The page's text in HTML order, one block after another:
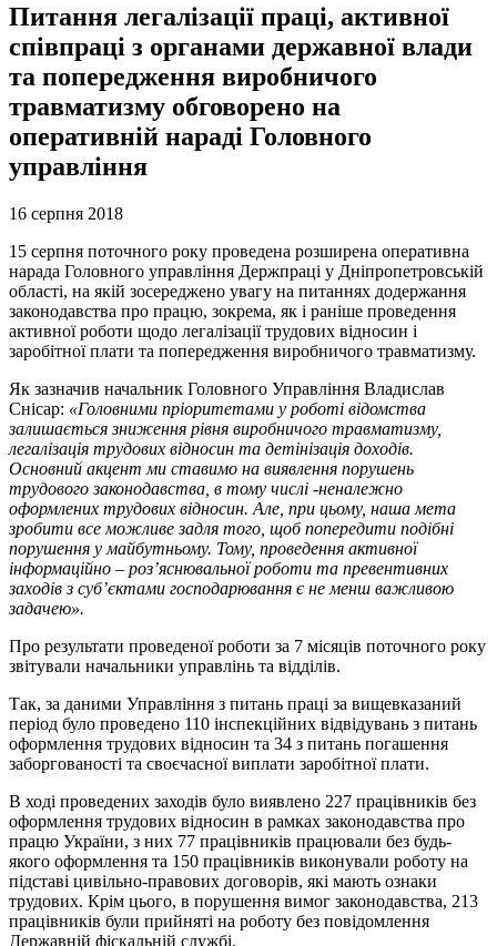
Питання легалізації праці, активної
співпраці з органами державної влади
та попередження виробничого
травматизму обговорено на
оперативній нараді Головного
управління
16 серпня 2018
15 серпня поточного року проведена розширена оперативна
нарада Головного управління Держпраці у Дніпропетровській
області, на якій зосереджено увагу на питаннях додержання
законодавства про працю, зокрема, як і раніше проведення
активної роботи щодо легалізації трудових відносин і
заробітної плати та попередження виробничого травматизму.
Як зазначив начальник Головного Управління Владислав
Снісар: «Головними пріоритетами у роботі відомства
залишається зниження рівня виробничого травматизму,
легалізація трудових відносин та детінізація доходів.
Основний акцент ми ставимо на виявлення порушень
трудового законодавства, в тому числі -неналежно
оформлених трудових відносин. Але, при цьому, наша мета
зробити все можливе задля того, щоб попередити подібні
порушення у майбутньому. Тому, проведення активної
інформаційно – роз’яснювальної роботи та превентивних
заходів з суб’єктами господарювання є не менш важливою
задачею».
Про результати проведеної роботи за 7 місяців поточного року
звітували начальники управлінь та відділів.
Так, за даними Управління з питань праці за вищевказаний
період було проведено 110 інспекційних відвідувань з питань
оформлення трудових відносин та 34 з питань погашення
заборгованості та своєчасної виплати заробітної плати.
В ході проведених заходів було виявлено 227 працівників без
оформлення трудових відносин в рамках законодавства про
працю України, з них 77 працівників працювали без будь-
якого оформлення та 150 працівників виконували роботу на
підставі цивільно-правових договорів, які мають ознаки
трудових. Крім цього, в порушення вимог законодавства, 213
працівників були прийняті на роботу без повідомлення
Державній фіскальній службі.